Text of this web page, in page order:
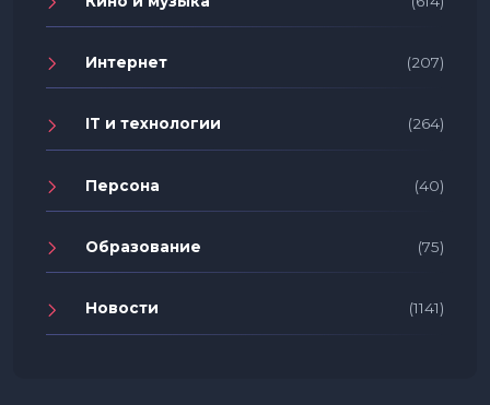
Интернет (207)
IT и технологии (264)
Персона (40)
Образование (75)
Новости (1141)